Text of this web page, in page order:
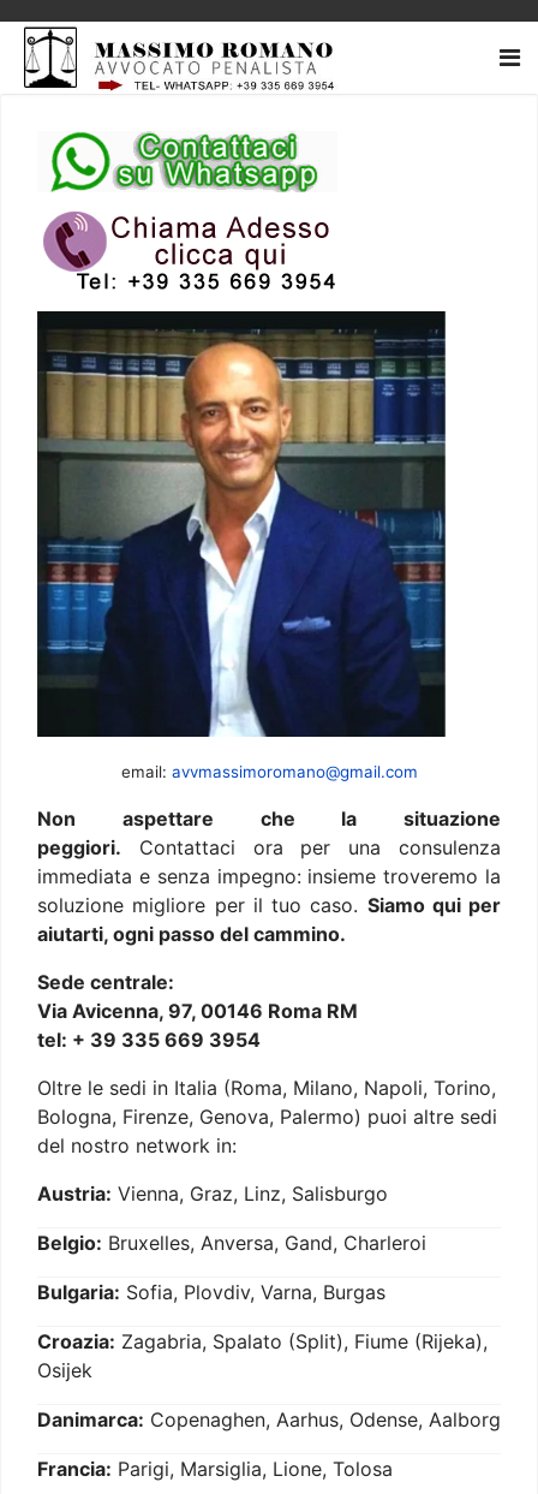
email: avvmassimoromano@gmail.com
Non aspettare che la situazione
peggiori. Contattaci ora per una consulenza
immediata e senza impegno: insieme troveremo la
soluzione migliore per il tuo caso. Siamo qui per
aiutarti, ogni passo del cammino.
Sede centrale:
Via Avicenna, 97, 00146 Roma RM
tel: + 39 335 669 3954
Oltre le sedi in Italia (Roma, Milano, Napoli, Torino,
Bologna, Firenze, Genova, Palermo) puoi altre sedi
del nostro network in:
Austria: Vienna, Graz, Linz, Salisburgo
Belgio: Bruxelles, Anversa, Gand, Charleroi
Bulgaria: Sofia, Plovdiv, Varna, Burgas
Croazia: Zagabria, Spalato (Split), Fiume (Rijeka),
Osijek
Danimarca: Copenaghen, Aarhus, Odense, Aalborg
Francia: Parigi, Marsiglia, Lione, Tolosa